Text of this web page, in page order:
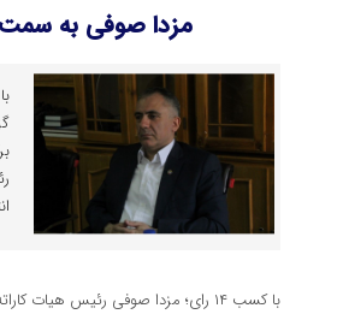
مزدا صوفی به سمت
با کسب ۱۴ رای؛ مزدا صوفی رئیس هیات کاراته استان گیلان شد